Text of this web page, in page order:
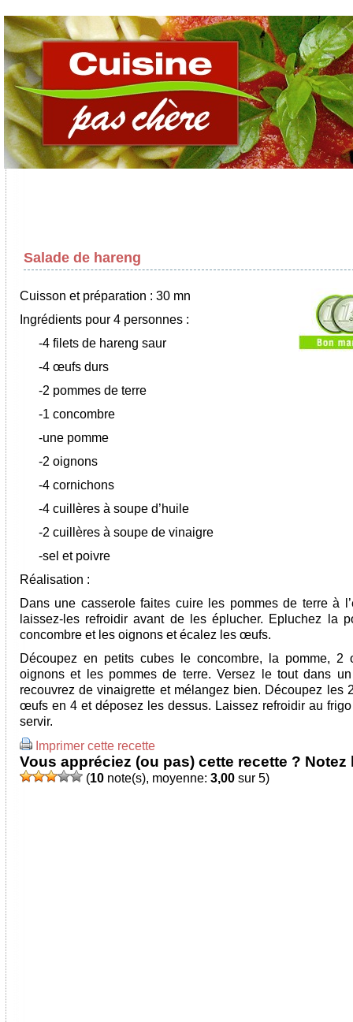
Salade de hareng
Cuisson et préparation : 30 mn
Ingrédients pour 4 personnes :
-4 filets de hareng saur
-4 œufs durs
-2 pommes de terre
-1 concombre
-une pomme
-2 oignons
-4 cornichons
-4 cuillères à soupe d’huile
-2 cuillères à soupe de vinaigre
-sel et poivre
Réalisation :
Dans une casserole faites cuire les pommes de terre à
laissez-les refroidir avant de les éplucher. Epluchez la
concombre et les oignons et écalez les œufs.
Découpez en petits cubes le concombre, la pomme, 2
oignons et les pommes de terre. Versez le tout dans un
recouvrez de vinaigrette et mélangez bien. Découpez les
œufs en 4 et déposez les dessus. Laissez refroidir au
servir.
Imprimer cette recette
Vous appréciez (ou pas) cette recette ? Notez
(10 note(s), moyenne: 3,00 sur 5)